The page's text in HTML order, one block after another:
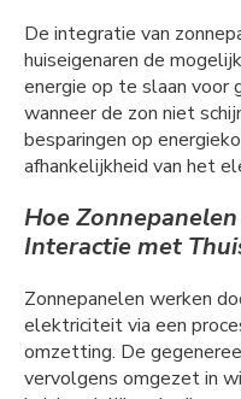
De integratie van
huiseigenaren de
energie op te slaan voor
wanneer de zon niet
besparingen op
afhankelijkheid van het
Hoe
Interactie met
Zonnepanelen werken
elektriciteit via een
omzetting. De
vervolgens omgezet in